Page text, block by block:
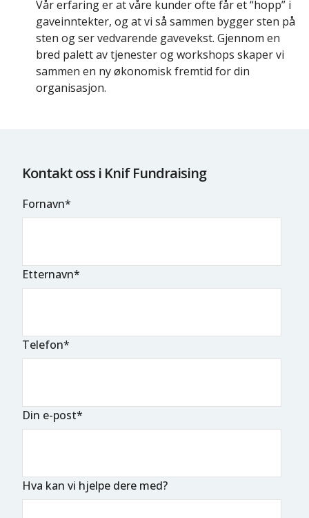
Vår erfaring er at våre kunder ofte får et “hopp” i
gaveinntekter, og at vi så sammen bygger sten på
sten og ser vedvarende gavevekst. Gjennom en
bred palett av tjenester og workshops skaper vi
sammen en ny økonomisk fremtid for din
organisasjon.
Kontakt oss i Knif Fundraising
Fornavn*
Etternavn*
Telefon*
Din e-post*
Hva kan vi hjelpe dere med?